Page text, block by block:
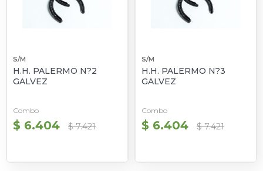
S/M
H.H. PALERMO N?2
GALVEZ
Combo
$ 6.404 $ 7.421
S/M
H.H. PALERMO N?3
GALVEZ
Combo
$ 6.404 $ 7.421